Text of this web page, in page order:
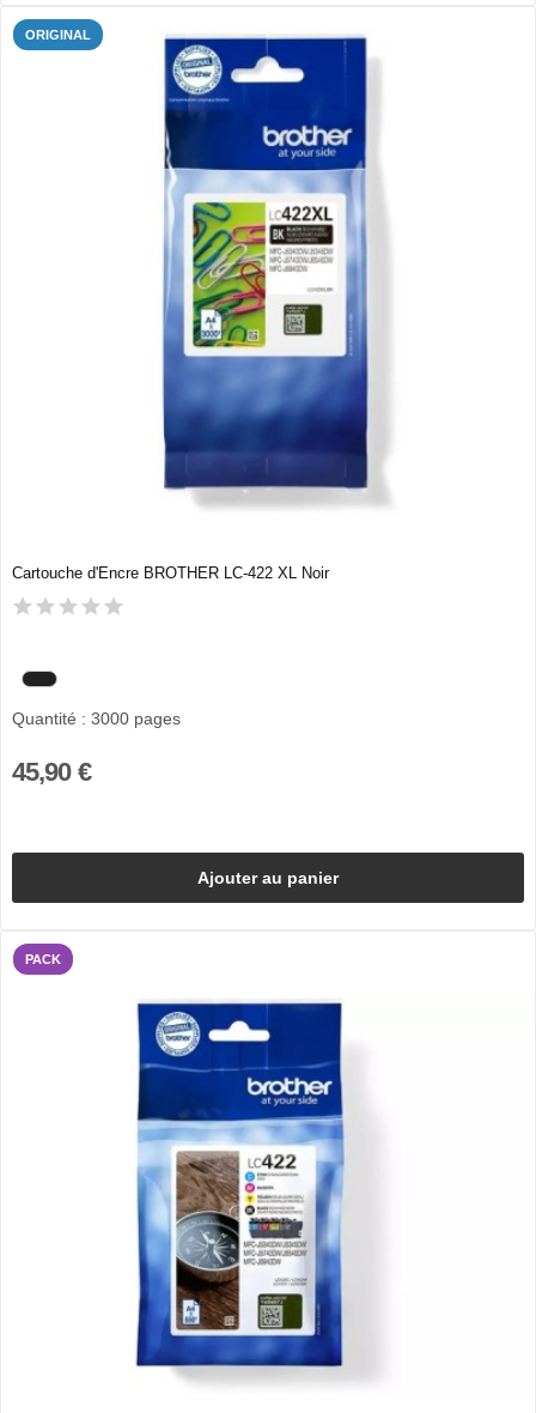
ORIGINAL
Cartouche d'Encre BROTHER LC-422 XL Noir
Quantité : 3000 pages
45,90 €
Ajouter au panier
PACK